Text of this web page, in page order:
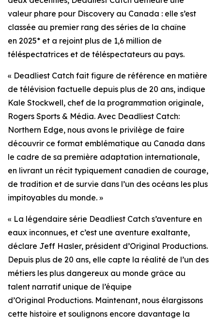
valeur phare pour Discovery au Canada : elle s’est
classée au premier rang des séries de la chaîne
en 2025* et a rejoint plus de 1,6 million de
téléspectatrices et de téléspectateurs au pays.
« Deadliest Catch fait figure de référence en matière
de télévision factuelle depuis plus de 20 ans, indique
Kale Stockwell, chef de la programmation originale,
Rogers Sports & Média. Avec Deadliest Catch:
Northern Edge, nous avons le privilège de faire
découvrir ce format emblématique au Canada dans
le cadre de sa première adaptation internationale,
en livrant un récit typiquement canadien de courage,
de tradition et de survie dans l’un des océans les plus
impitoyables du monde. »
« La légendaire série Deadliest Catch s’aventure en
eaux inconnues, et c’est une aventure exaltante,
déclare Jeff Hasler, président d’Original Productions.
Depuis plus de 20 ans, elle capte la réalité de l’un des
métiers les plus dangereux au monde grâce au
talent narratif unique de l’équipe
d’Original Productions. Maintenant, nous élargissons
cette histoire et soulignons encore davantage la